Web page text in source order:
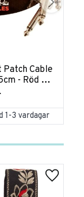
Patch Cable
- Röd 3-
1-3 vardagar